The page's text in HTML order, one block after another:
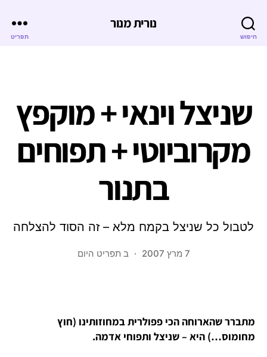
חיפוש
נורית מנור
תפריט
שניצל וינאי + מוקפץ
מקרוביוטי + תפוחים
בתנור
לטבול כל שניצל בקמח מלא – זה הסוד להצלחה
7 מרץ 2007 ב תפריט היום
מתברר שהארוחה הכי פפולרית במחוזותינו (חוץ
מחומוס…) היא – שניצל ותפוחי אדמה.